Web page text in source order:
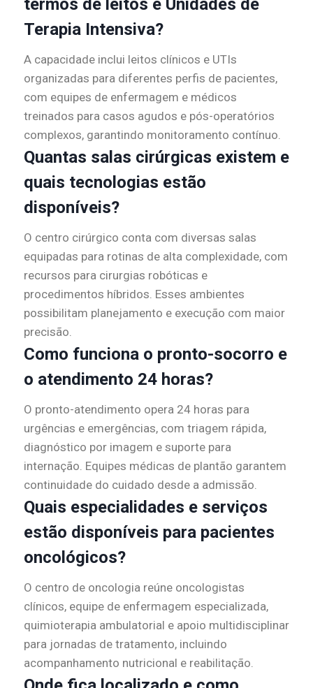
termos de leitos e Unidades de
Terapia Intensiva?
A capacidade inclui leitos clínicos e UTIs
organizadas para diferentes perfis de pacientes,
com equipes de enfermagem e médicos
treinados para casos agudos e pós-operatórios
complexos, garantindo monitoramento contínuo.
Quantas salas cirúrgicas existem e
quais tecnologias estão
disponíveis?
O centro cirúrgico conta com diversas salas
equipadas para rotinas de alta complexidade, com
recursos para cirurgias robóticas e
procedimentos híbridos. Esses ambientes
possibilitam planejamento e execução com maior
precisão.
Como funciona o pronto-socorro e
o atendimento 24 horas?
O pronto-atendimento opera 24 horas para
urgências e emergências, com triagem rápida,
diagnóstico por imagem e suporte para
internação. Equipes médicas de plantão garantem
continuidade do cuidado desde a admissão.
Quais especialidades e serviços
estão disponíveis para pacientes
oncológicos?
O centro de oncologia reúne oncologistas
clínicos, equipe de enfermagem especializada,
quimioterapia ambulatorial e apoio multidisciplinar
para jornadas de tratamento, incluindo
acompanhamento nutricional e reabilitação.